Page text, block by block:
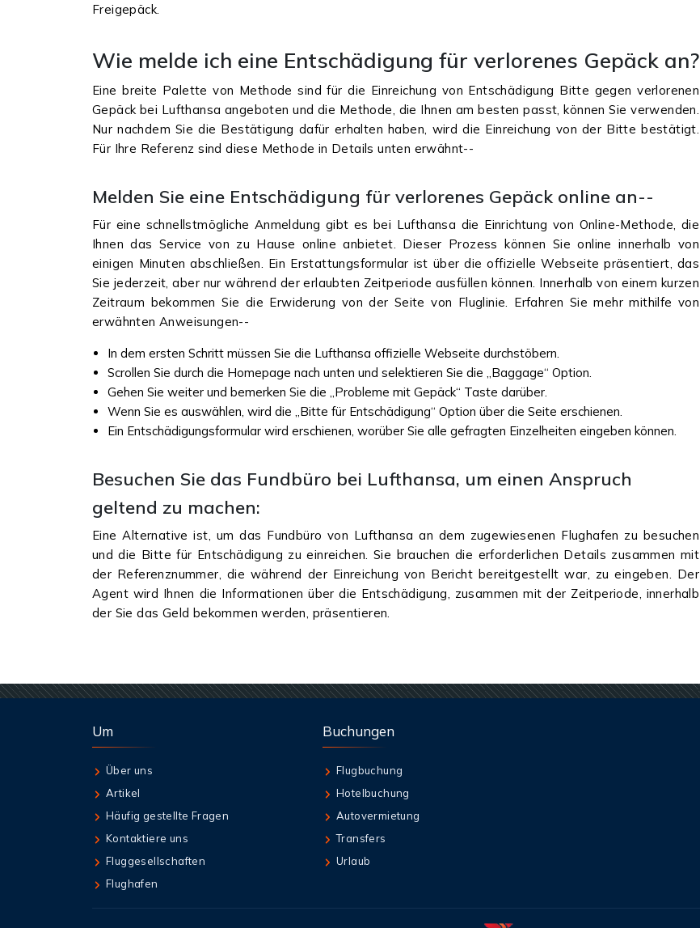
Freigepäck.
Wie melde ich eine Entschädigung für verlorenes Gepäck an?
Eine breite Palette von Methode sind für die Einreichung von Entschädigung Bitte gegen verlorenen
Gepäck bei Lufthansa angeboten und die Methode, die Ihnen am besten passt, können Sie verwenden.
Nur nachdem Sie die Bestätigung dafür erhalten haben, wird die Einreichung von der Bitte bestätigt.
Für Ihre Referenz sind diese Methode in Details unten erwähnt--
Melden Sie eine Entschädigung für verlorenes Gepäck online an--
Für eine schnellstmögliche Anmeldung gibt es bei Lufthansa die Einrichtung von Online-Methode, die
Ihnen das Service von zu Hause online anbietet. Dieser Prozess können Sie online innerhalb von
einigen Minuten abschließen. Ein Erstattungsformular ist über die offizielle Webseite präsentiert, das
Sie jederzeit, aber nur während der erlaubten Zeitperiode ausfüllen können. Innerhalb von einem kurzen
Zeitraum bekommen Sie die Erwiderung von der Seite von Fluglinie. Erfahren Sie mehr mithilfe von
erwähnten Anweisungen--
In dem ersten Schritt müssen Sie die Lufthansa offizielle Webseite durchstöbern.
Scrollen Sie durch die Homepage nach unten und selektieren Sie die „Baggage“ Option.
Gehen Sie weiter und bemerken Sie die „Probleme mit Gepäck“ Taste darüber.
Wenn Sie es auswählen, wird die „Bitte für Entschädigung“ Option über die Seite erschienen.
Ein Entschädigungsformular wird erschienen, worüber Sie alle gefragten Einzelheiten eingeben können.
Besuchen Sie das Fundbüro bei Lufthansa, um einen Anspruch
geltend zu machen:
Eine Alternative ist, um das Fundbüro von Lufthansa an dem zugewiesenen Flughafen zu besuchen
und die Bitte für Entschädigung zu einreichen. Sie brauchen die erforderlichen Details zusammen mit
der Referenznummer, die während der Einreichung von Bericht bereitgestellt war, zu eingeben. Der
Agent wird Ihnen die Informationen über die Entschädigung, zusammen mit der Zeitperiode, innerhalb
der Sie das Geld bekommen werden, präsentieren.
Um
Über uns
Artikel
Häufig gestellte Fragen
Kontaktiere uns
Fluggesellschaften
Flughafen
Buchungen
Flugbuchung
Hotelbuchung
Autovermietung
Transfers
Urlaub